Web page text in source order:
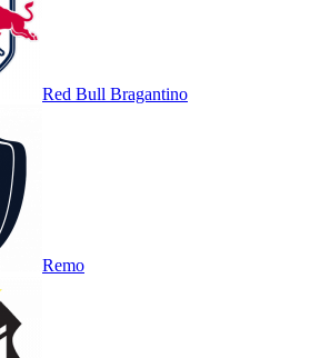
Red Bull Bragantino
Remo